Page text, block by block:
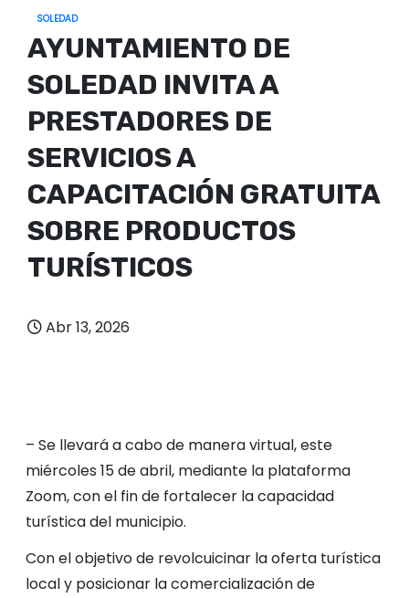
SOLEDAD
AYUNTAMIENTO DE
SOLEDAD INVITA A
PRESTADORES DE
SERVICIOS A
CAPACITACIÓN GRATUITA
SOBRE PRODUCTOS
TURÍSTICOS
Abr 13, 2026
– Se llevará a cabo de manera virtual, este
miércoles 15 de abril, mediante la plataforma
Zoom, con el fin de fortalecer la capacidad
turística del municipio.
Con el objetivo de revolcuicinar la oferta turística
local y posicionar la comercialización de